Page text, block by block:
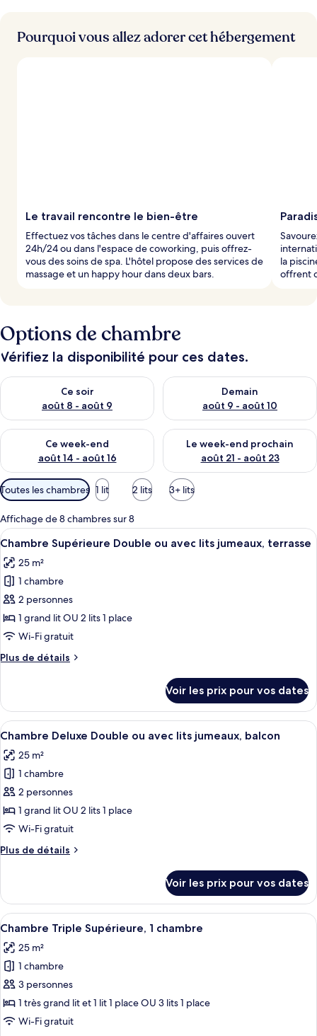
Pourquoi vous allez adorer cet hébergement
Le travail rencontre le bien-être
Effectuez vos tâches dans le centre d'affaires ouvert
24h/24 ou dans l'espace de coworking, puis offrez-
vous des soins de spa. L'hôtel propose des services de
massage et un happy hour dans deux bars.
la
offrent
Options de chambre
Vérifiez la disponibilité pour ces dates.
Ce soir
août 8 - août 9
Vérifier la disponibilité pour ce soir août 8 - août 9
Demain
août 9 - août 10
Vérifier la disponibilité pour
Ce week-end
août 14 - août 16
Vérifier la disponibilité pour ce week-end août 14 - août 16
Le week-end prochain
août 21 - août 23
Vérifier la disponibilité pour
Filtres
disponibles
pour
les
chambres
Toutes les chambres 1 lit 2 lits 3+ lits
Affichage de 8 chambres sur 8
Afficher
toutes
les
photos
pour
ce
type
chambre :
Double
ou
avec
lits
jumeaux,
terrasse
Une chambre d’hôtel moderne avec
7
Chambre Supérieure Double ou avec lits jumeaux, terrasse
25 m²
1 chambre
2 personnes
1 grand lit OU 2 lits 1 place
Wi-Fi gratuit
Plus de détails
Plus
le
type
de
Chambre
Supérieure
ou
avec
lits
jumeaux,
terrasse
Voir les prix pour vos dates
Afficher
toutes
les
photos
pour
ce
type
chambre :
Double
ou
avec
lits
jumeaux,
balcon
Une chambre d’hôtel moderne avec
5
Chambre Deluxe Double ou avec lits jumeaux, balcon
25 m²
1 chambre
2 personnes
1 grand lit OU 2 lits 1 place
Wi-Fi gratuit
Plus de détails
Plus
le
type
de
Chambre
Deluxe
ou
avec
lits
jumeaux,
Voir les prix pour vos dates
Afficher
toutes
les
photos
pour
ce
type
Une chambre d’hôtel moderne,
9
Chambre Triple Supérieure, 1 chambre
25 m²
1 chambre
3 personnes
1 très grand lit et 1 lit 1 place OU 3 lits 1 place
Wi-Fi gratuit